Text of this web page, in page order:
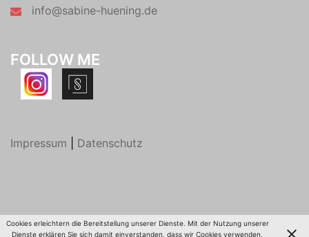
info@sabine-huening.de
FOLLOW ME
Impressum Datenschutz
© 2026 Sabine Hüning. Stolz präsentiert vonSydney
Cookies erleichtern die Bereitstellung unserer Dienste. Mit der Nutzung unserer
Dienste erklären Sie sich damit einverstanden, dass wir Cookies verwenden.